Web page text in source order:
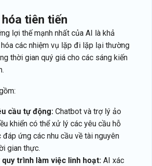
hóa tiên tiến
lợi thế mạnh nhất của AI là khả
các nhiệm vụ lặp đi lặp lại thường
thời gian quý giá cho các sáng kiến
cầu tự động: Chatbot và trợ lý ảo
khiển có thể xử lý các yêu cầu hỗ
đáp ứng các nhu cầu về tài nguyên
gian thực.
quy trình làm việc linh hoạt: AI xác